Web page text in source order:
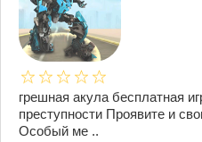
грешная акула бесплатная
преступности Проявите и
Особый ме ..